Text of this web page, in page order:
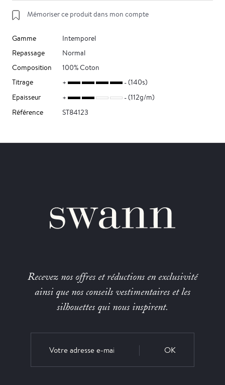
Mémoriser ce produit dans mon compte
Gamme
Intemporel
Repassage
Normal
Composition
100% Coton
Titrage
(140s)
Epaisseur
(112g/m)
Référence
ST84123
Recevez nos offres et réductions en exclusivité
ainsi que nos conseils vestimentaires et les
silhouettes qui nous inspirent.
OK